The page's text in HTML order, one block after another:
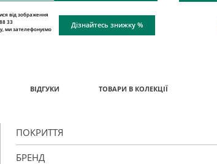
від зображення
33
ми зателефонуємо
Дізнайтесь знижку %
ВІДГУКИ ТОВАРИ В КОЛЕКЦІЇ
ПОКРИТТЯ
БРЕНД